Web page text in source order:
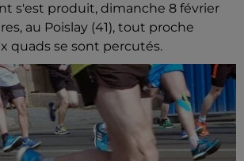
s'est produit, dimanche 8 février
au Poislay (41), tout proche
quads se sont percutés.